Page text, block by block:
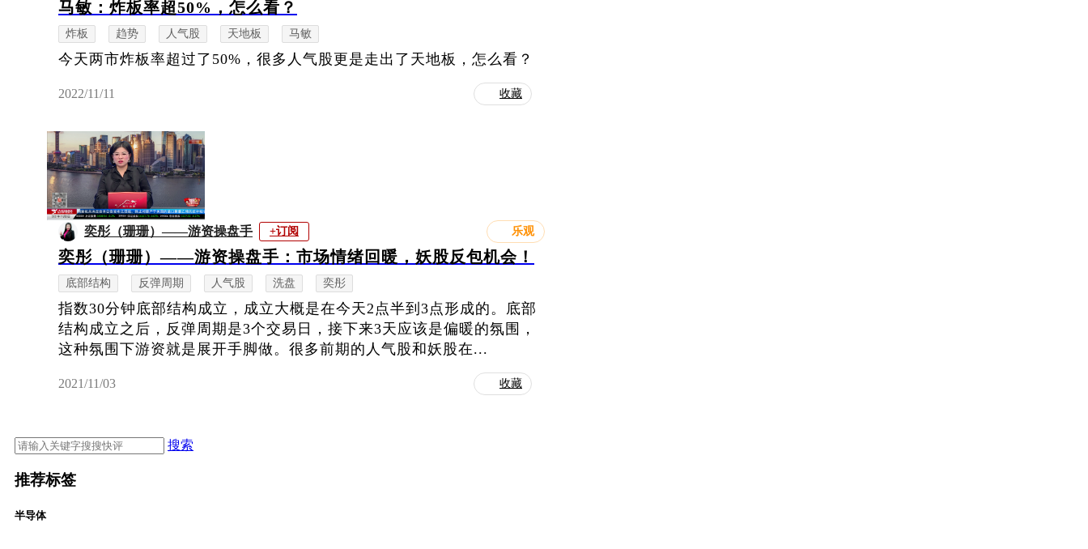
马敏：炸板率超50%，怎么看？
炸板 趋势 人气股 天地板 马敏
今天两市炸板率超过了50%，很多人气股更是走出了天地板，怎么看？
2022/11/11 收藏
奕彤（珊珊）——游资操盘手 +订阅 乐观
奕彤（珊珊）——游资操盘手：市场情绪回暖，妖股反包机会！
底部结构 反弹周期 人气股 洗盘 奕彤
指数30分钟底部结构成立，成立大概是在今天2点半到3点形成的。底部
结构成立之后，反弹周期是3个交易日，接下来3天应该是偏暖的氛围，
这种氛围下游资就是展开手脚做。很多前期的人气股和妖股在...
2021/11/03 收藏
搜索
推荐标签
半导体